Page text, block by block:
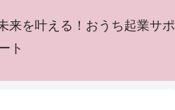
来を叶える！おうち起業サポ
ト